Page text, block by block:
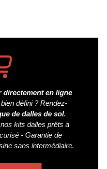
directement en ligne
défini ? Rendez-
de dalles de sol.
kits dalles prêts à
- Garantie de
sans intermédiaire.